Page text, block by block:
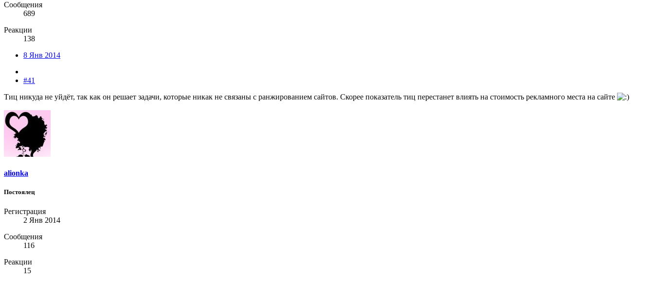
Сообщения
689
Реакции
138
8 Янв 2014
#41
Тиц никуда не уйдёт, так как он решает задачи, которые никак не связаны с ранжированием сайтов. Скорее показатель тиц перестанет влиять на стоимость рекламного места на сайте
alionka
Постоялец
Регистрация
2 Янв 2014
Сообщения
116
Реакции
15